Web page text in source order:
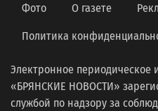
Фото О газете
Политика
Электронное периодическое
«БРЯНСКИЕ НОВОСТИ»
службой по надзору за